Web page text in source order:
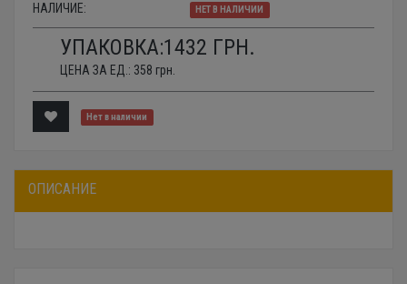
НАЛИЧИЕ:
НЕТ В НАЛИЧИИ
УПАКОВКА:1432 ГРН.
ЦЕНА ЗА ЕД.: 358 грн.
Нет в наличии
ОПИСАНИЕ